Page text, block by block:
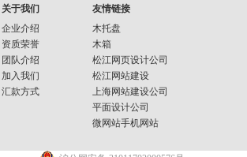
关于我们
企业介绍
资质荣誉
团队介绍
加入我们
汇款方式
友情链接
木托盘
木箱
松江网页设计公司
松江网站建设
上海网站建设公司
平面设计公司
微网站手机网站